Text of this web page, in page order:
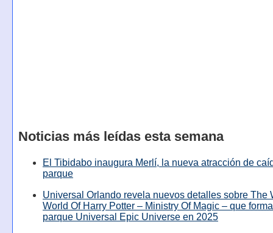
Noticias más leídas esta semana
El Tibidabo inaugura Merlí, la nueva atracción de
parque
Universal Orlando revela nuevos detalles sobre The
World Of Harry Potter – Ministry Of Magic – que
parque Universal Epic Universe en 2025